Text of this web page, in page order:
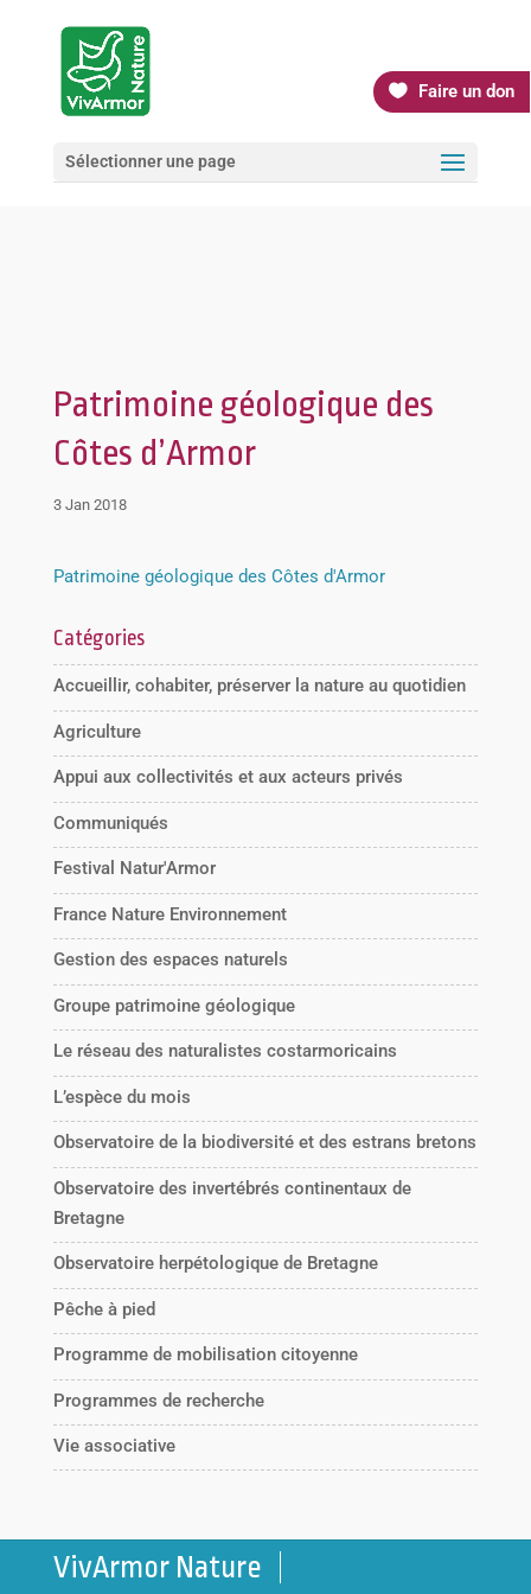
Faire un don
Sélectionner une page
Patrimoine géologique des
Côtes d’Armor
3 Jan 2018
Patrimoine géologique des Côtes d'Armor
Catégories
Accueillir, cohabiter, préserver la nature au quotidien
Agriculture
Appui aux collectivités et aux acteurs privés
Communiqués
Festival Natur'Armor
France Nature Environnement
Gestion des espaces naturels
Groupe patrimoine géologique
Le réseau des naturalistes costarmoricains
L’espèce du mois
Observatoire de la biodiversité et des estrans bretons
Observatoire des invertébrés continentaux de
Bretagne
Observatoire herpétologique de Bretagne
Pêche à pied
Programme de mobilisation citoyenne
Programmes de recherche
Vie associative
VivArmor Nature